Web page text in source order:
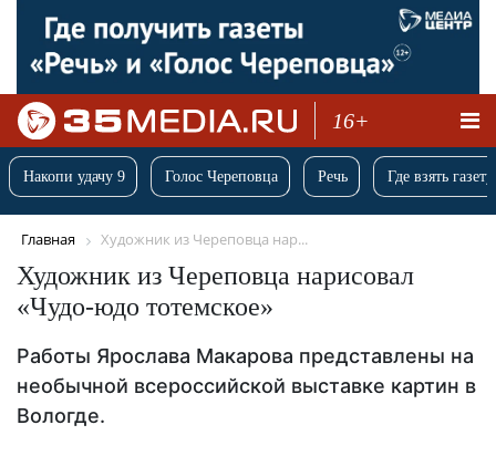
16+
Накопи удачу 9 Голос Череповца Речь Где взять
Главная Художник из Череповца нар...
Художник из Череповца нарисовал
«Чудо-юдо тотемское»
Работы Ярослава Макарова представлены на
необычной всероссийской выставке картин в
Вологде.